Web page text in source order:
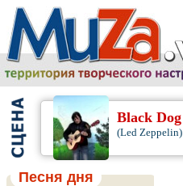
Black Dog
(Led Zeppelin)
Песня дня